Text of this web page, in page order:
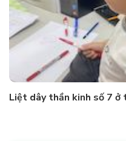
Liệt dây thần kinh số 7 ở